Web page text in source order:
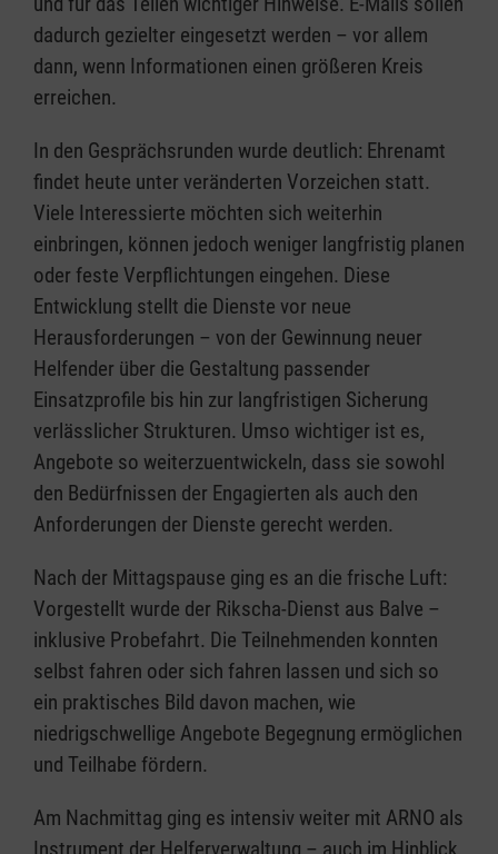
dadurch gezielter eingesetzt werden – vor allem
dann, wenn Informationen einen größeren Kreis
erreichen.
In den Gesprächsrunden wurde deutlich: Ehrenamt
findet heute unter veränderten Vorzeichen statt.
Viele Interessierte möchten sich weiterhin
einbringen, können jedoch weniger langfristig planen
oder feste Verpflichtungen eingehen. Diese
Entwicklung stellt die Dienste vor neue
Herausforderungen – von der Gewinnung neuer
Helfender über die Gestaltung passender
Einsatzprofile bis hin zur langfristigen Sicherung
verlässlicher Strukturen. Umso wichtiger ist es,
Angebote so weiterzuentwickeln, dass sie sowohl
den Bedürfnissen der Engagierten als auch den
Anforderungen der Dienste gerecht werden.
Nach der Mittagspause ging es an die frische Luft:
Vorgestellt wurde der Rikscha-Dienst aus Balve –
inklusive Probefahrt. Die Teilnehmenden konnten
selbst fahren oder sich fahren lassen und sich so
ein praktisches Bild davon machen, wie
niedrigschwellige Angebote Begegnung ermöglichen
und Teilhabe fördern.
Am Nachmittag ging es intensiv weiter mit ARNO als
Instrument der Helferverwaltung – auch im Hinblick